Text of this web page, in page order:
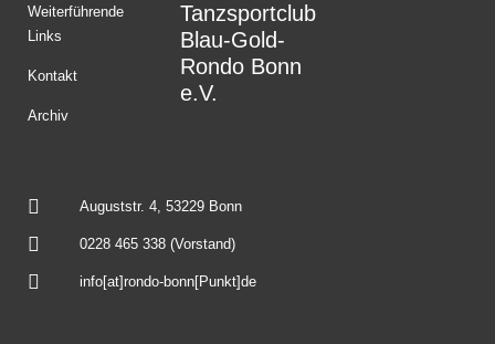
Weiterführende
Links
Kontakt
Archiv
Tanzsportclub
Blau-Gold-
Rondo Bonn
e.V.
Auguststr. 4, 53229 Bonn
0228 465 338 (Vorstand)
info[at]rondo-bonn[Punkt]de